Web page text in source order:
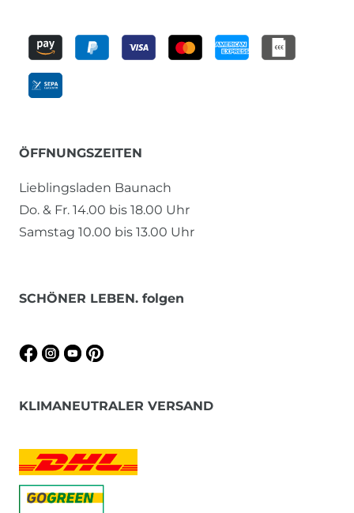
ÖFFNUNGSZEITEN
Lieblingsladen Baunach
Do. & Fr. 14.00 bis 18.00 Uhr
Samstag 10.00 bis 13.00 Uhr
SCHÖNER LEBEN. folgen
KLIMANEUTRALER VERSAND